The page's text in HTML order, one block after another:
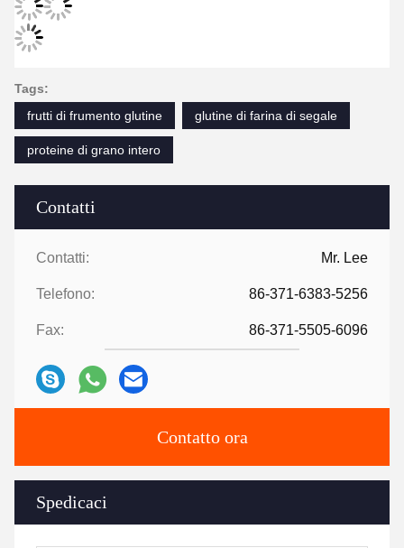
Contatti
Contatti: Mr. Lee
Telefono: 86-371-6383-5256
Fax: 86-371-5505-6096
Contatto ora
Spedicaci
Tags:
frutti di frumento glutine
glutine di farina di segale
proteine di grano intero